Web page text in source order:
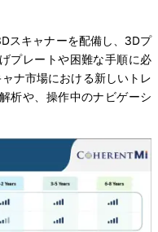
スキャナーを配備し、3Dプ
プレートや困難な手順に必
ナ市場における新しいトレ
析や、操作中のナビゲーシ